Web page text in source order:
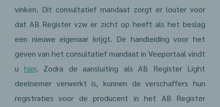
vinken. Dit consultatief mandaat zorgt er louter voor
dat AB Register vzw er zicht op heeft als het beslag
een nieuwe eigenaar krijgt. De handleiding voor het
geven van het consultatief mandaat in Veeportaal vindt
u hier. Zodra de aansluiting als AB Register Light
deelnemer verwerkt is, kunnen de verschaffers hun
registraties voor de producent in het AB Register